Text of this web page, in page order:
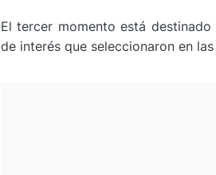
El tercer momento está
de interés que seleccionaron en